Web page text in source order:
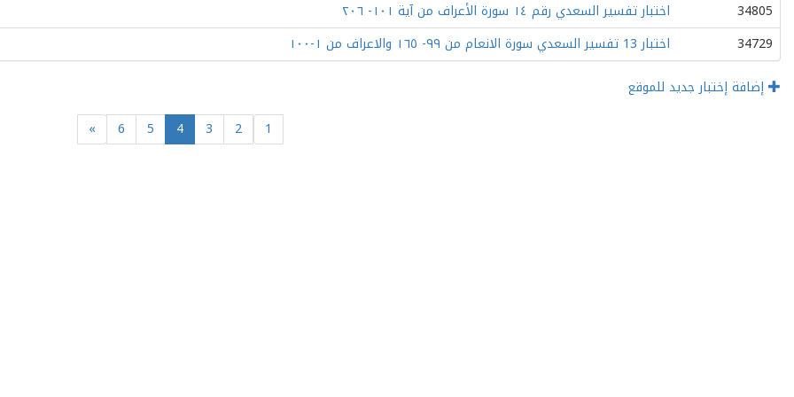
34805
اختبار تفسير السعدي رقم ١٤ سورة الأعراف من آية ١٠١- ٢٠٦
34729
اختبار 13 تفسير السعدي سورة الانعام من ٩٩- ١٦٥ والاعراف من ١-١٠٠
إضافة إختبار جديد للموقع
1
2
3
4
5
6
»